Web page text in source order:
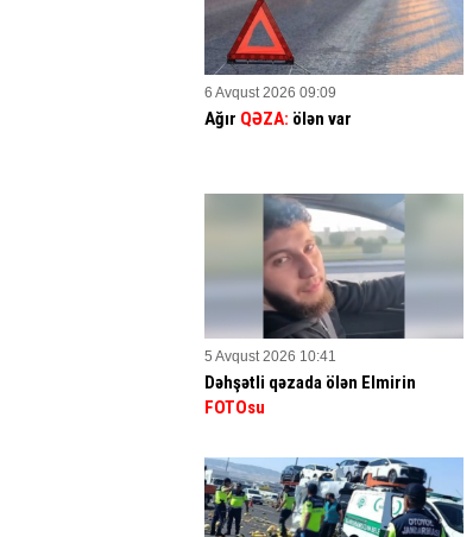
6 Avqust 2026 09:09
Ağır QƏZA: ölən var
5 Avqust 2026 10:41
Dəhşətli qəzada ölən Elmirin
FOTOsu